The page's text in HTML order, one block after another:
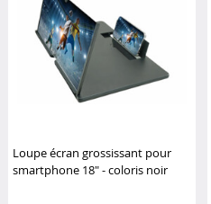
Loupe écran grossissant pour
smartphone 18" - coloris noir